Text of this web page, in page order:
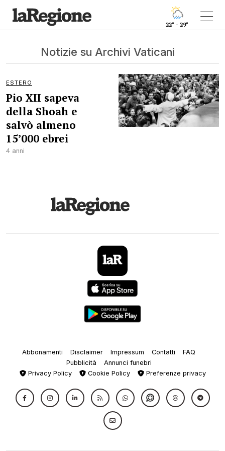
22° - 29°
Notizie su Archivi Vaticani
ESTERO
Pio XII sapeva
della Shoah e
salvò almeno
15’000 ebrei
4 anni
Abbonamenti Disclaimer Impressum Contatti
FAQ
Pubblicità
Annunci funebri
Privacy Policy
Cookie Policy Preferenze privacy